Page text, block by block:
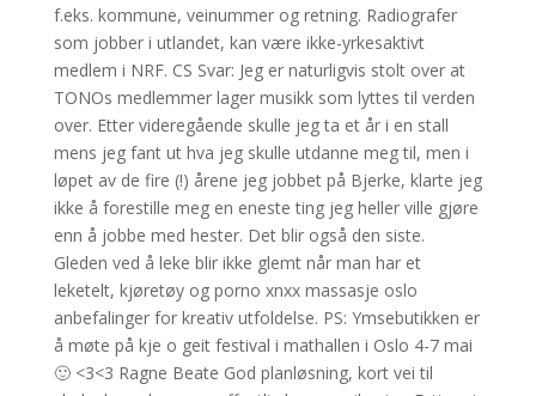
f.eks. kommune, veinummer og retning. Radiografer
som jobber i utlandet, kan være ikke-yrkesaktivt
medlem i NRF. CS Svar: Jeg er naturligvis stolt over at
TONOs medlemmer lager musikk som lyttes til verden
over. Etter videregående skulle jeg ta et år i en stall
mens jeg fant ut hva jeg skulle utdanne meg til, men i
løpet av de fire (!) årene jeg jobbet på Bjerke, klarte jeg
ikke å forestille meg en eneste ting jeg heller ville gjøre
enn å jobbe med hester. Det blir også den siste.
Gleden ved å leke blir ikke glemt når man har et
leketelt, kjøretøy og porno xnxx massasje oslo
anbefalinger for kreativ utfoldelse. PS: Ymsebutikken er
å møte på kje o geit festival i mathallen i Oslo 4-7 mai
🙂 <3<3 Ragne Beate God planløsning, kort vei til